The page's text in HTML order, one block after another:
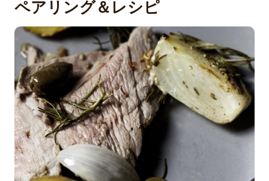
ペアリング＆レシピ